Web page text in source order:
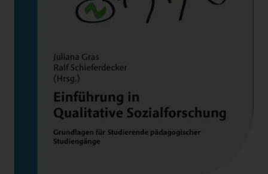
STUDIERENDE
INTERNATIONAL